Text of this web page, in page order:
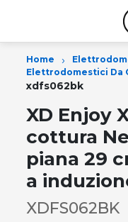
Home ›
Elettrodomestici Da
xdfs062bk
XD Enjoy
cottura
piana 29
a
XDFS062BK